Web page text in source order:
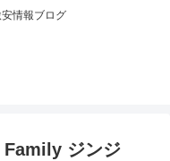
情報ブログ
Family ジンジ